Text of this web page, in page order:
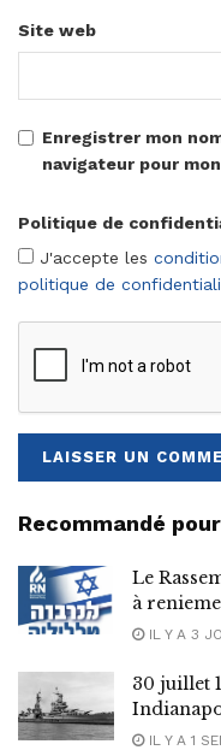
Site web
Enregistrer mon
navigateur pour
Politique de
J'accepte les
politique de
Recommandé
Le
à
IL Y A 3
30 juillet
IL Y A 1